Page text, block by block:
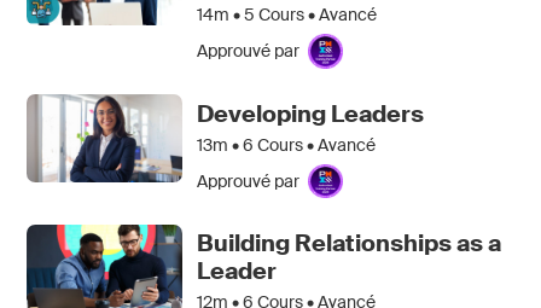
14m •5 Cours • Avancé
Approuvé par
Developing Leaders
13m •6 Cours • Avancé
Approuvé par
Building Relationships as a
Leader
12m •6 Cours • Avancé